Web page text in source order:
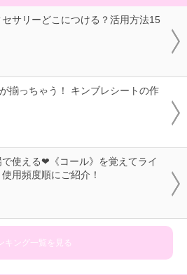
サリーどこにつける？活用方法15
揃っちゃう！ キンブレシートの作
で使える❤《コール》を覚えてライ
用頻度順にご紹介！
キング一覧を見る